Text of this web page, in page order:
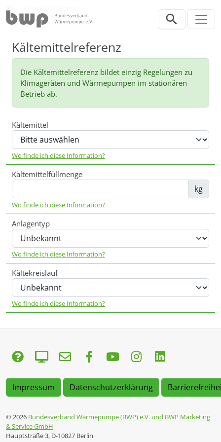
Kältemittelreferenz
Die Kältemittelreferenz bildet einzig Regelungen zu
Klimageräten und Wärmepumpen im stationären
Betrieb ab.
Kältemittel
Wo finde ich diese Information?
Kältemittelfüllmenge
kg
Wo finde ich diese Information?
Anlagentyp
Wo finde ich diese Information?
Kältekreislauf
Wo finde ich diese Information?
Impressum Datenschutzerklärung
© 2026 Bundesverband Wärmepumpe (BWP) e.V. und BWP Marketing
& Service GmbH
Hauptstraße 3, D-10827 Berlin